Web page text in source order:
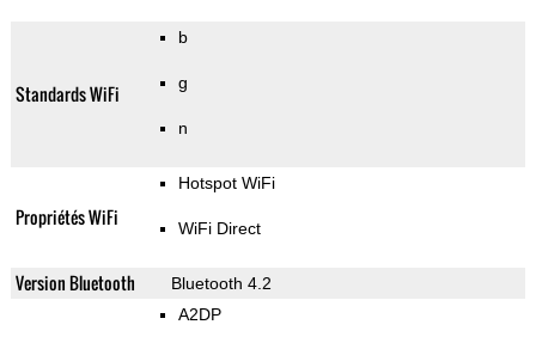
Standards WiFi
b
g
n
Propriétés WiFi
Hotspot WiFi
WiFi Direct
Version Bluetooth Bluetooth 4.2
A2DP